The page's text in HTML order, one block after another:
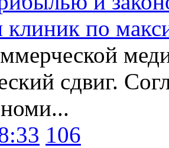
клиник по
сдвиг.
106